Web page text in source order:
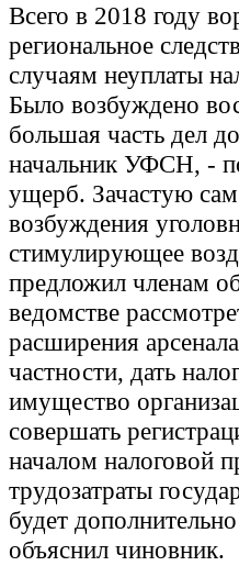
Всего в 2018 году
региональное
случаям неуплаты
Было возбуждено
большая часть дел
начальник УФСН, -
ущерб. Зачастую
возбуждения
стимулирующее
предложил членам
ведомстве
расширения
частности, дать
имущество
совершать
началом налоговой
трудозатраты
будет
объяснил чиновник.